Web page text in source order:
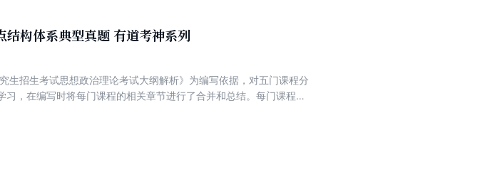
归纳总结。
构体系典型真题 有道考神系列
生招生考试思想政治理论考试大纲解析》为编写依据，对五门课程分
，在编写时将每门课程的相关章节进行了合并和总结。每门课程包